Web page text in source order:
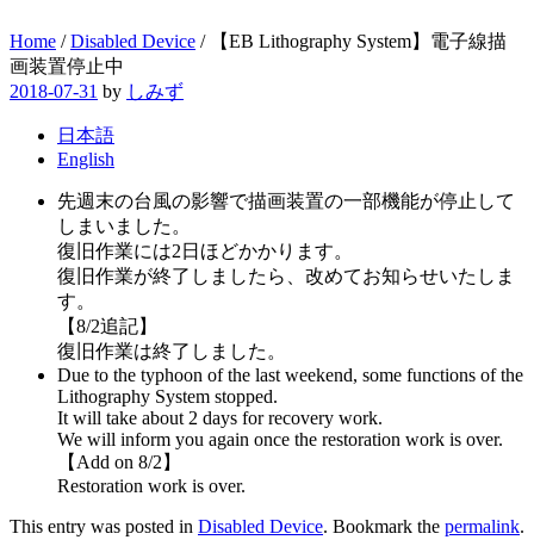
Home /Disabled Device /
【EB Lithography System】電子線描
画装置停止中
2018-07-31 by しみず
日本語
English
先週末の台風の影響で描画装置の一部機能が停止して
しまいました。
復旧作業には2日ほどかかります。
復旧作業が終了しましたら、改めてお知らせいたしま
す。
【8/2追記】
復旧作業は終了しました。
Due to the typhoon of the last weekend, some functions of the
Lithography System stopped.
It will take about 2 days for recovery work.
We will inform you again once the restoration work is over.
【Add on 8/2】
Restoration work is over.
This entry was posted in Disabled Device. Bookmark the permalink.